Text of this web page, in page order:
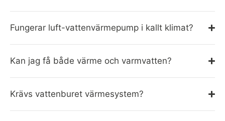
Fungerar luft-vattenvärmepump i kallt klimat?
Kan jag få både värme och varmvatten?
Krävs vattenburet värmesystem?